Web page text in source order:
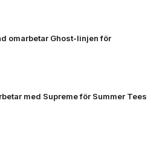
omarbetar Ghost-linjen för
med Supreme för Summer Tees